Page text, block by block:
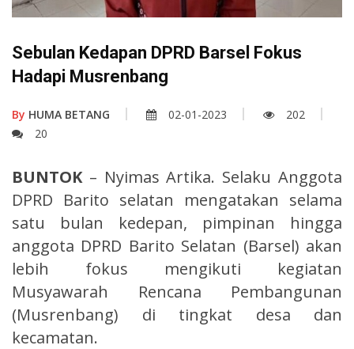
Sebulan Kedapan DPRD Barsel Fokus
Hadapi Musrenbang
By HUMA BETANG 02-01-2023
202
20
BUNTOK– Nyimas Artika. Selaku Anggota
DPRD Barito selatan mengatakan selama
satu bulan kedepan, pimpinan hingga
anggota DPRD Barito Selatan (Barsel) akan
lebih fokus mengikuti kegiatan
Musyawarah Rencana Pembangunan
(Musrenbang) di tingkat desa dan
kecamatan.